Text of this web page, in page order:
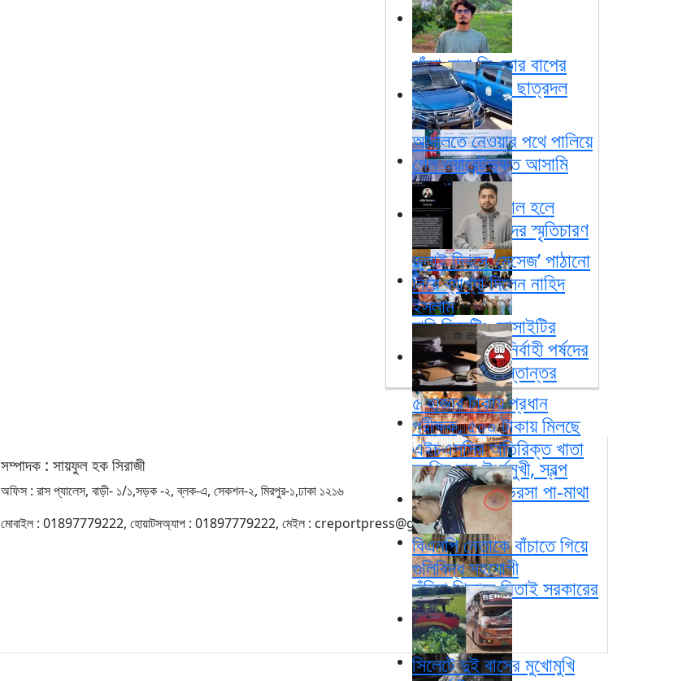
গাঁজা-বাবা কি তোর বাপের
টাকায় খাই’বলেই ছাত্রদল
নেতাকে মারধর
ঢাবি ইন্টারন্যাশনাল হলে
বিদেশি শিক্ষার্থীদের স্মৃতিচারণ
ঢাবি ডিবেটিং সোসাইটির
নবনির্বাচিত কার্যনির্বাহী পর্ষদের
কাছে দায়িত্ব হস্তান্তর
মুরগির দাম ঊর্ধ্বমুখী, স্বল্প
আয়ের মানুষের ভরসা পা-মাথা
কুঁচিয়া শিকারে নিতাই সরকারের
জীবিকা নির্বাহ
আদালতে নেওয়ার পথে পালিয়ে
গেল ওয়ারেন্টভুক্ত আসামি
জুলাই দিবসে ‘মেসেজ’ পাঠানো
নিয়ে ব্যাখ্যা দিলেন নাহিদ
ইসলাম
৫ হাজার টাকায় প্রধান
পরীক্ষক, ৫০০ টাকায় মিলছে
এইচএসসির অতিরিক্ত খাতা
বিএনপি নেতাকে বাঁচাতে গিয়ে
গুলিবিদ্ধ সহযোগী
সিলেটে দুই বাসের মুখোমুখি
সম্পাদক : সায়ফুল হক সিরাজী
অফিস : রাস প্যালেস, বাড়ী- ১/১,সড়ক -২, ব্লক-এ, সেকশন-২, মিরপুর-১,ঢাকা ১২১৬
মোবাইল : 01897779222, হোয়াটসঅ্যাপ : 01897779222, মেইল : creportpress@gmail.com